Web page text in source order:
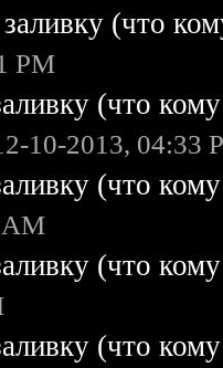
(что
PM
(что
10-2013, 04:33
(что
AM
(что
(что